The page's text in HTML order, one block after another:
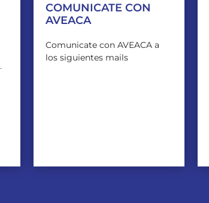
COMUNICATE CON
AVEACA
Comunicate con AVEACA a
los siguientes mails